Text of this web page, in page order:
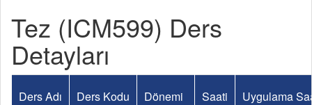
Tez (ICM599) Ders
Detayları
Ders Adı Ders Kodu Dönemi Saati Uygulama